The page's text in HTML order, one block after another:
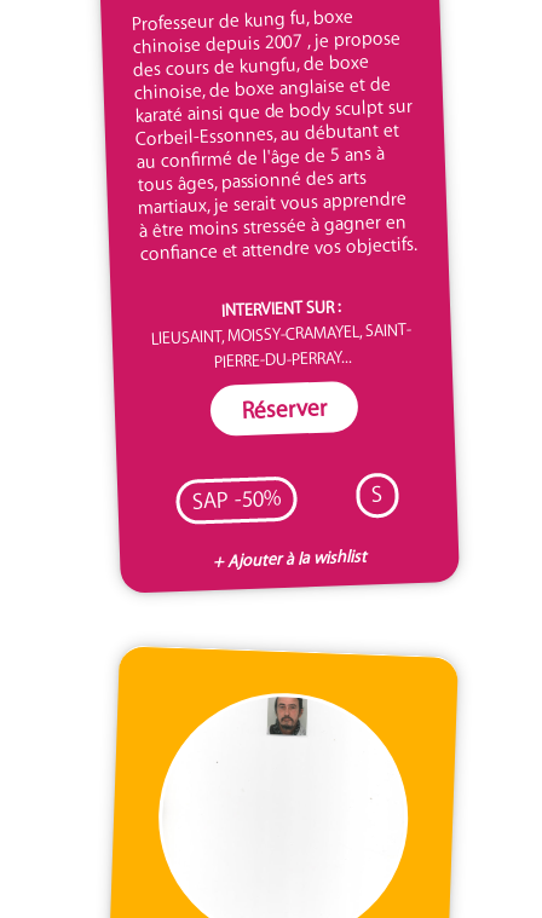
Professeur de kung fu, boxe
chinoise depuis 2007 , je propose
des cours de kungfu, de boxe
chinoise, de boxe anglaise et de
karaté ainsi que de body sculpt sur
Corbeil-Essonnes, au débutant et
au confirmé de l'âge de 5 ans à
tous âges, passionné des arts
martiaux, je serait vous apprendre
à être moins stressée à gagner en
confiance et attendre vos objectifs.
INTERVIENT SUR :
LIEUSAINT, MOISSY-CRAMAYEL, SAINT-
PIERRE-DU-PERRAY...
Réserver
SAP -50% S
+ Ajouter à la wishlist